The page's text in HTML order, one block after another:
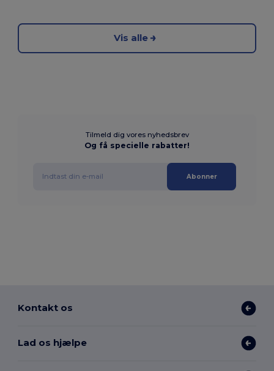
Vis alle
Tilmeld dig vores nyhedsbrev
Og få specielle rabatter!
Abonner
Kontakt os
Lad os hjælpe